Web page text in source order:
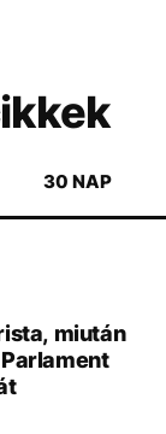
30 NAP
miután